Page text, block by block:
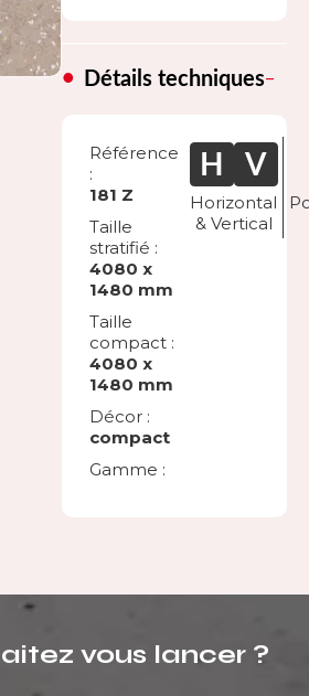
Détails techniques
Référence
:
181 Z
Taille
stratifié :
4080 x
1480 mm
Taille
compact :
4080 x
1480 mm
Décor :
compact
Gamme :
Horizontal
& Vertical
vous lancer ?